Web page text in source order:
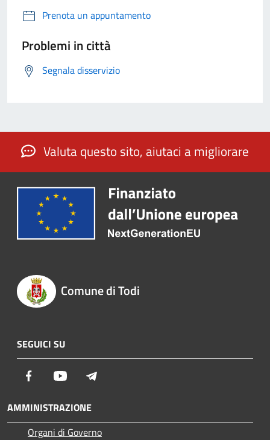
Prenota un appuntamento
Problemi in città
Segnala disservizio
Valuta questo sito, aiutaci a migliorare
Comune di Todi
SEGUICI SU
Facebook Youtube
AMMINISTRAZIONE
Organi di Governo